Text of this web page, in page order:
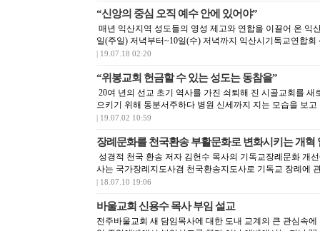
“신앙의 중심 오직 예수 안에 있어야”
매년 익산지역 성도들의 영성 제고와 연합을 이끌어 온 익
일(주일) 저녁부터~10일(수) 저녁까지 익산시기독교연합회
| 19.07.18 02:20
“위봉교회 헌금할 수 있는 성도는 동참을”
20여 년의 선교 초기 역사를 가진 쇠퇴해 진 시골교회를 새
으키기 위해 동분서주하다 병원 신세까지 지는 모습을 보고
| 19.07.02 10:59
장례문화를 천국환송 부활문화로 변화시키는 개혁
성경적 천국 환송 저자 김헌수 목사의 기독교장례문화 개
사는 국가장례지도사겸 천국환송지도사로 기독교 장례에
| 18.07.10 19:06
바울교회 신용수 목사 부임 설교
전주바울교회 새 담임목사에 대한 도내 교계의 큰 관심속